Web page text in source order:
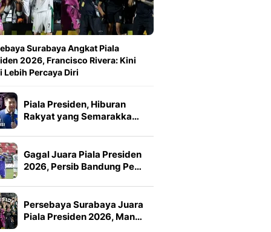
Surabaya Angkat Piala
2026, Francisco Rivera: Kini
Lebih Percaya Diri
Piala Presiden, Hiburan
Rakyat yang Semarakka…
Gagal Juara Piala Presiden
2026, Persib Bandung Pe…
Persebaya Surabaya Juara
Piala Presiden 2026, Man…